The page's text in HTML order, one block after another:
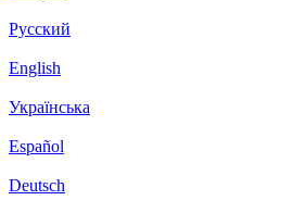
Русский
English
Українська
Español
Deutsch